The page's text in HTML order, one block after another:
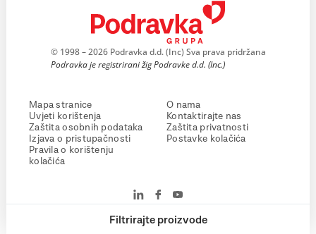
Filtrirajte proizvode
© 1998 – 2026 Podravka d.d. (Inc) Sva prava pridržana
Podravka je registrirani žig Podravke d.d. (Inc.)
Mapa stranice
Uvjeti korištenja
Zaštita osobnih podataka
Izjava o pristupačnosti
Pravila o korištenju
kolačića
O nama
Kontaktirajte nas
Zaštita privatnosti
Postavke kolačića